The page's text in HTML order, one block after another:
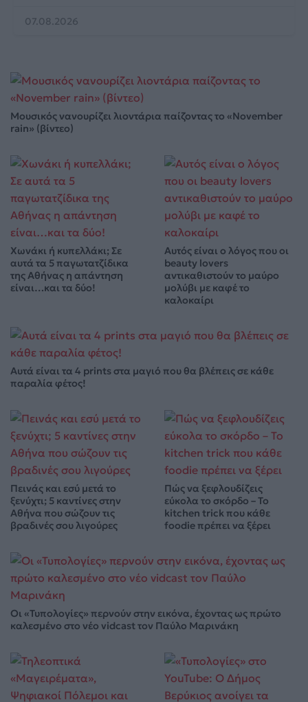
07.08.2026
Μουσικός νανουρίζει λιοντάρια παίζοντας το «November
rain» (βίντεο)
Χωνάκι ή κυπελλάκι; Σε
αυτά τα 5 παγωτατζίδικα
της Αθήνας η απάντηση
είναι…και τα δύο!
Αυτός είναι ο λόγος που οι
beauty lovers
αντικαθιστούν το μαύρο
μολύβι με καφέ το
καλοκαίρι
Αυτά είναι τα 4 prints στα μαγιό που θα βλέπεις σε κάθε
παραλία φέτος!
Πεινάς και εσύ μετά το
ξενύχτι; 5 καντίνες στην
Αθήνα που σώζουν τις
βραδινές σου λιγούρες
Πώς να ξεφλουδίζεις
εύκολα το σκόρδο – Το
kitchen trick που κάθε
foodie πρέπει να ξέρει
Οι «Τυπολογίες» περνούν στην εικόνα, έχοντας ως πρώτο
καλεσμένο στο νέο vidcast τον Παύλο Μαρινάκη